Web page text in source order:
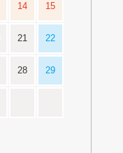
14 15
21 22
28 29